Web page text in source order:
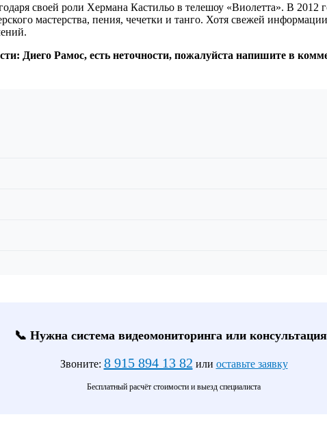
своей роли Хермана Кастильо в телешоу «Виолетта». В
мастерства, пения, чечетки и танго. Хотя свежей
Диего Рамос, есть неточности, пожалуйста напишите в
📞 Нужна система видеомониторинга или
Звоните: 8 915 894 13 82 или оставьте заявку
Бесплатный расчёт стоимости и выезд специалиста